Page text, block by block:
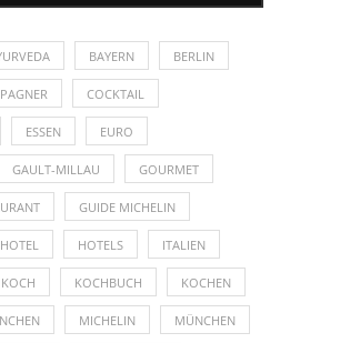
BAYERN BERLIN
COCKTAIL
ESSEN EURO
GAULT-MILLAU GOURMET
GUIDE MICHELIN
HOTEL HOTELS ITALIEN
KOCH KOCHBUCH KOCHEN
MICHELIN MÜNCHEN